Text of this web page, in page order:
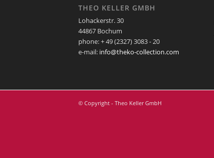
THEO KELLER GMBH
Lohackerstr. 30
44867 Bochum
phone: + 49 (2327) 3083 - 20
e-mail: info@theko-collection.com
© Copyright - Theo Keller GmbH